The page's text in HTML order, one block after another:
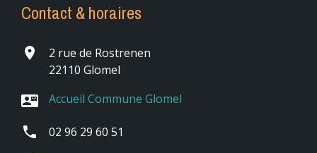
Contact & horaires
place
2 rue de Rostrenen
22110 Glomel
contact_mail Accueil Commune Glomel
phone 02 96 29 60 51